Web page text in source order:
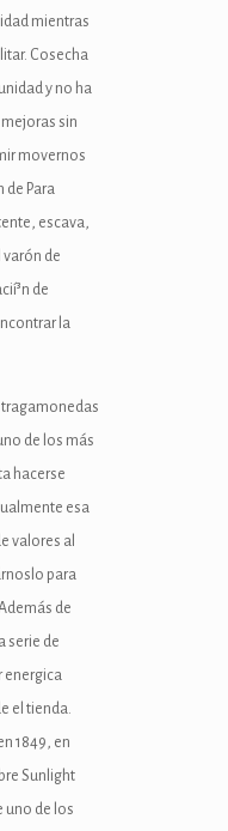
mientras
Cosecha
y no ha
sin
movernos
de Para
escava,
de
de
la
de los más
hacerse
esa
valores al
para
de
serie de
energica
el tienda.
1849, en
Sunlight
uno de los